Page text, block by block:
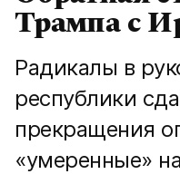
Трампа с
Радикалы в
республики
прекращения
«умеренные»